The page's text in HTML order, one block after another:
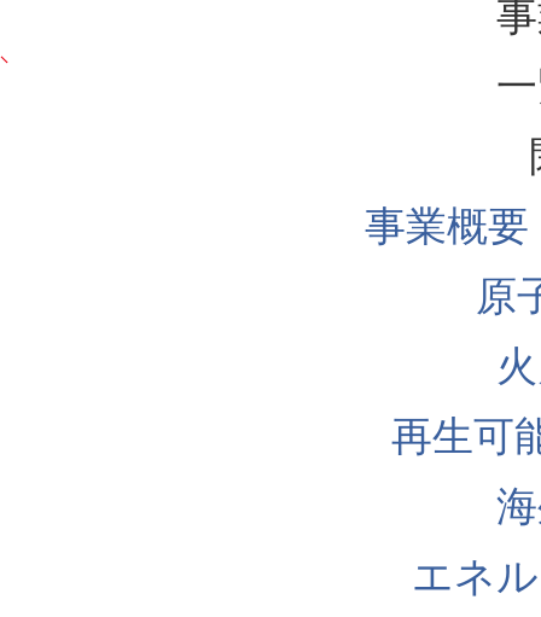
事業概
原
再生可
エネ